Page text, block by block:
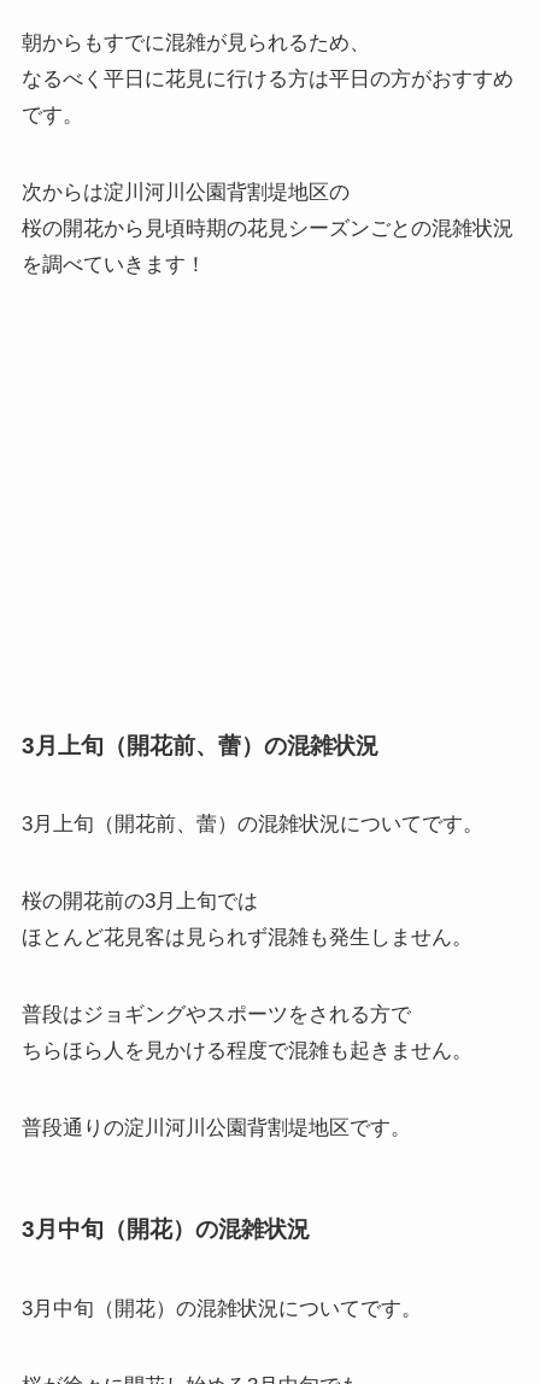
朝からもすでに混雑が見られるため、
なるべく平日に花見に行ける方は平日の方がおすすめ
です。
次からは淀川河川公園背割堤地区の
桜の開花から見頃時期の花見シーズンごとの混雑状況
を調べていきます！
3月上旬（開花前、蕾）の混雑状況
3月上旬（開花前、蕾）の混雑状況についてです。
桜の開花前の3月上旬では
ほとんど花見客は見られず混雑も発生しません。
普段はジョギングやスポーツをされる方で
ちらほら人を見かける程度で混雑も起きません。
普段通りの淀川河川公園背割堤地区です。
3月中旬（開花）の混雑状況
3月中旬（開花）の混雑状況についてです。